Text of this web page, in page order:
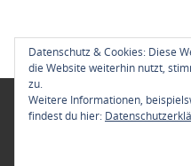
Neu
Azoren zum Jahreswechsel 2018/19
Datenschutz & Cookies: Diese
die Website weiterhin nutzt,
zu.
Weitere Informationen,
findest du hier: